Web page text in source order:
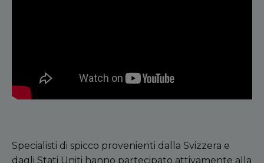
Specialisti di spicco provenienti dalla Svizzera e
dagli Stati Uniti hanno partecipato attivamente alla